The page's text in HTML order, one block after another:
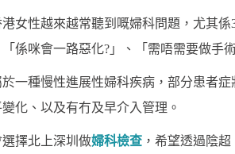
女性越來越常聽到嘅婦科問題，尤其
係咪會一路惡化?」、「需唔需要做手
一種慢性進展性婦科疾病，部分患者
化、以及有冇及早介入管理。
擇北上深圳做婦科檢查，希望透過陰超